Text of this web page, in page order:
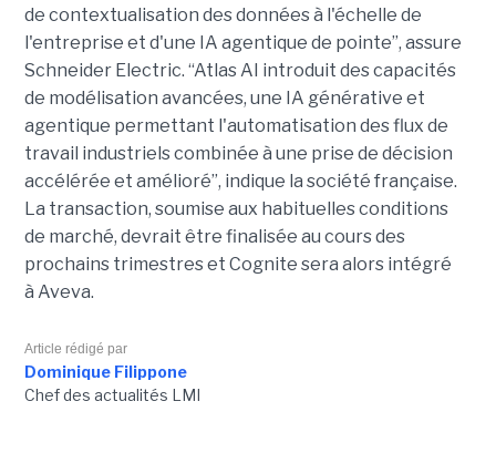
de contextualisation des données à l'échelle de
l'entreprise et d'une IA agentique de pointe”, assure
Schneider Electric. “Atlas AI introduit des capacités
de modélisation avancées, une IA générative et
agentique permettant l'automatisation des flux de
travail industriels combinée à une prise de décision
accélérée et amélioré”, indique la société française.
La transaction, soumise aux habituelles conditions
de marché, devrait être finalisée au cours des
prochains trimestres et Cognite sera alors intégré
à Aveva.
Article rédigé par
Dominique Filippone
Chef des actualités LMI